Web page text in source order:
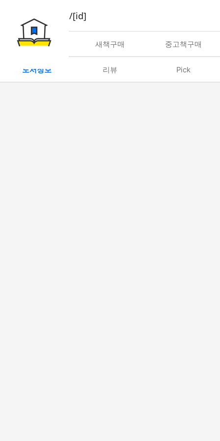
book/rent/[id]
대여 새책구매 중고책구매
도서정보 리뷰 Pick